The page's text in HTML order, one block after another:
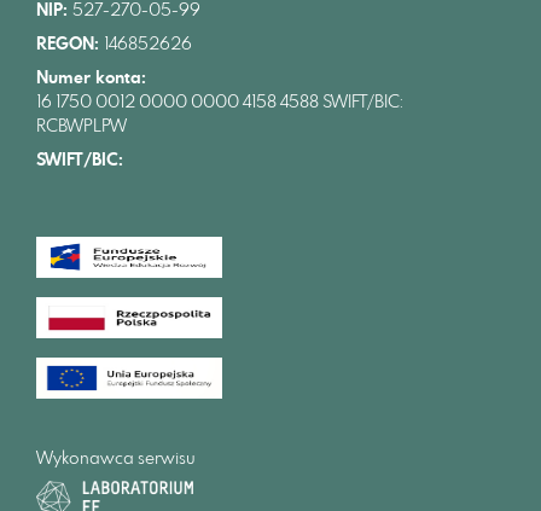
NIP: 527-270-05-99
REGON:
146852626
Numer konta:
16 1750 0012 0000 0000 4158 4588 SWIFT/BIC:
RCBWPLPW
SWIFT/BIC:
Wykonawca serwisu